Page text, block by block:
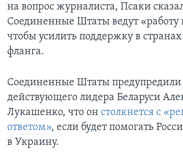
на вопрос журналиста, Псаки
Соединенные Штаты ведут
чтобы усилить поддержку в странах
фланга.
Соединенные Штаты
действующего лидера Беларуси
Лукашенко, что он столкнется с
ответом», если будет помогать
в Украину.